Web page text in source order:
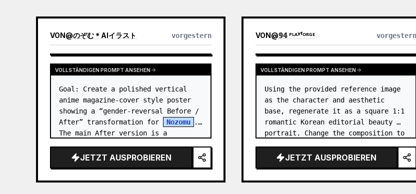
VON@のぞむ＊AIイラスト vorgestern
VOLLSTÄNDIGEN PROMPT ANSEHEN
Goal: Create a polished vertical
anime magazine-cover style poster
showing a “gender-reversal Before /
After” transformation for
Nozomu
.
The main After version is a
boy who preserves…
JETZT AUSPROBIEREN
VON@𝟡𝟜 ᴾᴸᴬʸᶠᴼᴿᴳᴱ vorgestern
VOLLSTÄNDIGEN PROMPT ANSEHEN
Using the provided reference image
as the character and aesthetic
base, regenerate it as a square 1:1
romantic Korean editorial beauty
portrait. Change the composition to
the subject facing right, eyes
closed, gently smellin…
JETZT AUSPROBIEREN